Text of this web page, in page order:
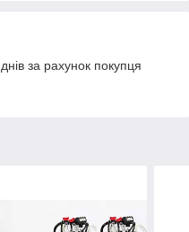
за рахунок покупця